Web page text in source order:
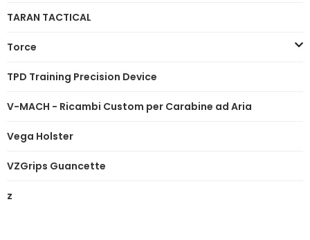
TARAN TACTICAL
Torce
TPD Training Precision Device
V-MACH - Ricambi Custom per Carabine ad Aria
Vega Holster
VZGrips Guancette
z